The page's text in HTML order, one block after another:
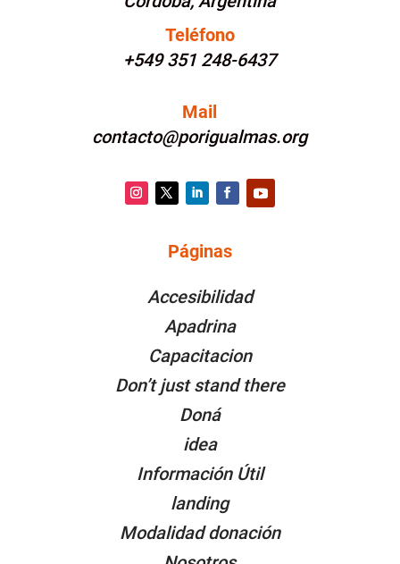
Teléfono
+549 351 248-6437
Mail
contacto@porigualmas.org
Facebook
Páginas
Accesibilidad
Apadrina
Capacitacion
Don’t just stand there
Doná
idea
Información Útil
landing
Modalidad donación